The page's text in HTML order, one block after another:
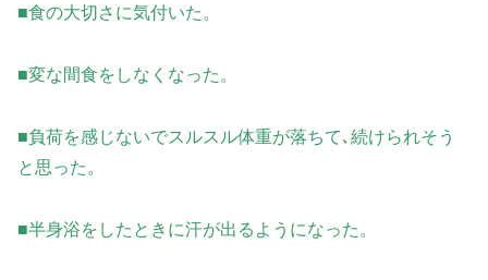
■食の大切さに気付いた。
■変な間食をしなくなった。
■負荷を感じないでスルスル体重が落ちて､続けられそう
と思った。
■半身浴をしたときに汗が出るようになった。